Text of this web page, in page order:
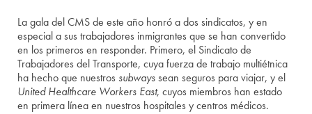
La gala del CMS de este año honró a dos sindicatos, y en
especial a sus trabajadores inmigrantes que se han convertido
en los primeros en responder. Primero, el Sindicato de
Trabajadores del Transporte, cuya fuerza de trabajo multiétnica
ha hecho que nuestros subwayssean seguros para viajar, y el
United Healthcare Workers East, cuyos miembros han estado
en primera línea en nuestros hospitales y centros médicos.